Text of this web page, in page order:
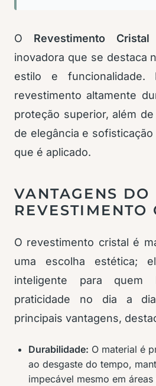
O Revestimento Cristal
inovadora que se destaca
estilo e funcionalidade.
revestimento altamente
proteção superior, além
de elegância e
que é aplicado.
VANTAGENS DO
REVESTIMENTO
O revestimento cristal é
uma escolha estética;
inteligente para quem
praticidade no dia a
principais vantagens,
Durabilidade: O material é
ao desgaste do tempo,
impecável mesmo em